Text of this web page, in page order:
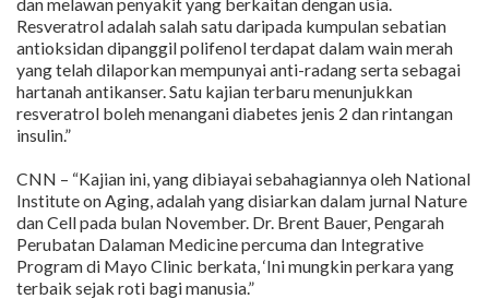
Resveratrol adalah salah satu daripada kumpulan sebatian
antioksidan dipanggil polifenol terdapat dalam wain merah
yang telah dilaporkan mempunyai anti-radang serta sebagai
hartanah antikanser. Satu kajian terbaru menunjukkan
resveratrol boleh menangani diabetes jenis 2 dan rintangan
insulin.”
CNN – “Kajian ini, yang dibiayai sebahagiannya oleh National
Institute on Aging, adalah yang disiarkan dalam jurnal Nature
dan Cell pada bulan November. Dr. Brent Bauer, Pengarah
Perubatan Dalaman Medicine percuma dan Integrative
Program di Mayo Clinic berkata, ‘Ini mungkin perkara yang
terbaik sejak roti bagi manusia.”